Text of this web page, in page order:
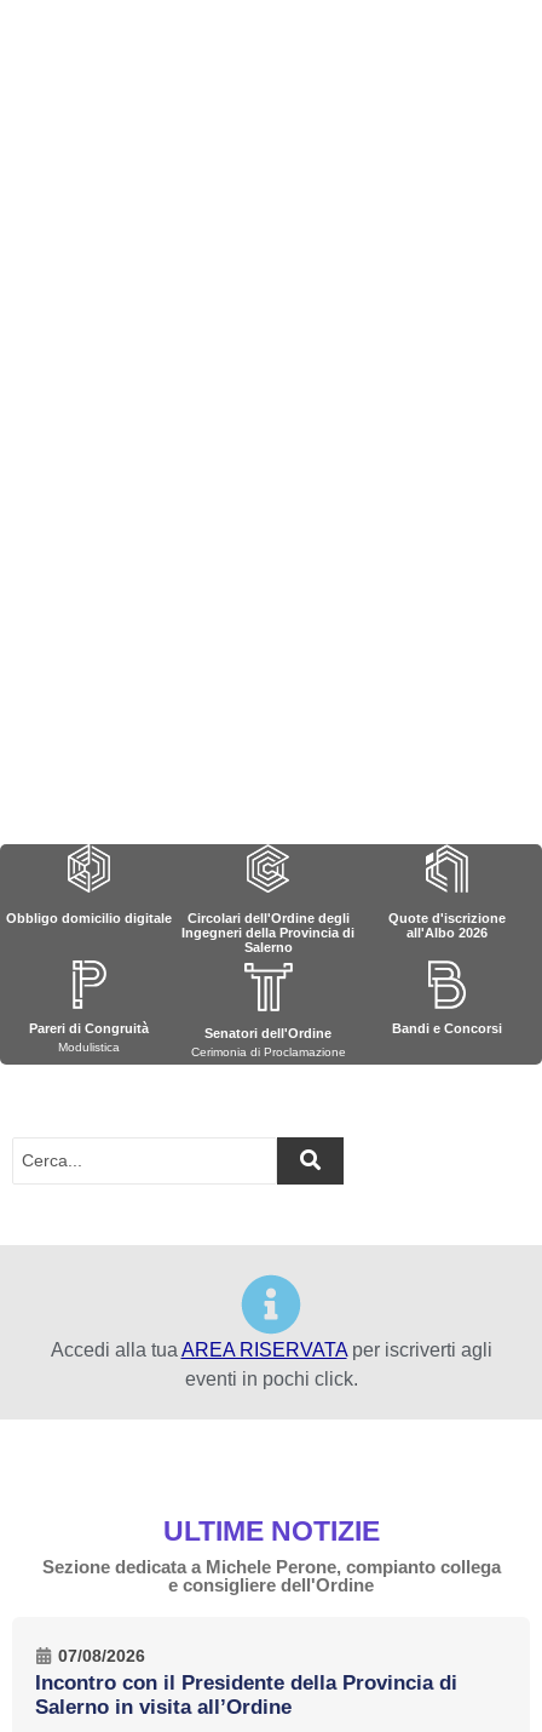
Obbligo domicilio digitale
Circolari dell'Ordine degli
Ingegneri della Provincia di
Salerno
Quote d'iscrizione
all'Albo 2026
Pareri di Congruità
Modulistica
Senatori dell'Ordine
Cerimonia di Proclamazione
Bandi e Concorsi
Accedi alla tua AREA RISERVATAper iscriverti agli
eventi in pochi click.
ULTIME NOTIZIE
Sezione dedicata a Michele Perone, compianto collega
e consigliere dell'Ordine
07/08/2026
Incontro con il Presidente della Provincia di
Salerno in visita all’Ordine